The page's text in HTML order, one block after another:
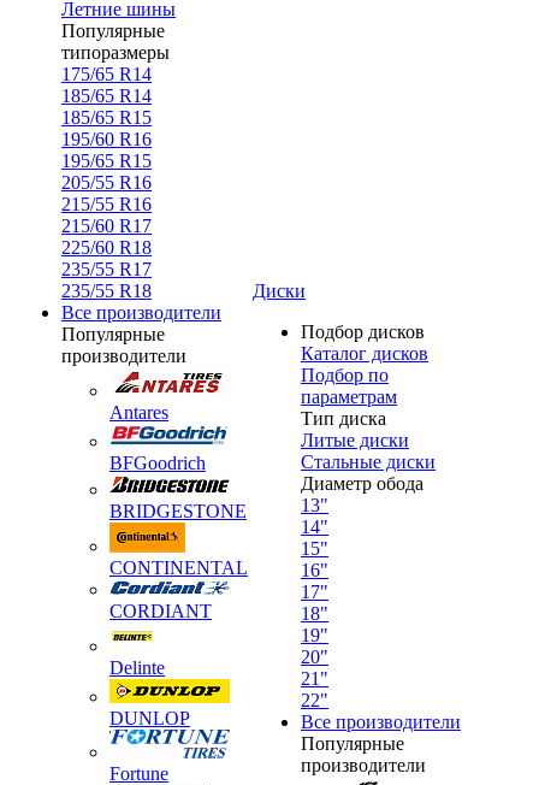
Летние шины
Популярные
типоразмеры
175/65 R14
185/65 R14
185/65 R15
195/60 R16
195/65 R15
205/55 R16
215/55 R16
215/60 R17
225/60 R18
235/55 R17
235/55 R18
Все производители
Популярные
производители
Antares
BFGoodrich
BRIDGESTONE
CONTINENTAL
CORDIANT
Delinte
DUNLOP
Fortune
Диски
Подбор дисков
Каталог дисков
Подбор по
параметрам
Тип диска
Литые диски
Стальные диски
Диаметр обода
13"
14"
15"
16"
17"
18"
19"
20"
21"
22"
Все производители
Популярные
производители